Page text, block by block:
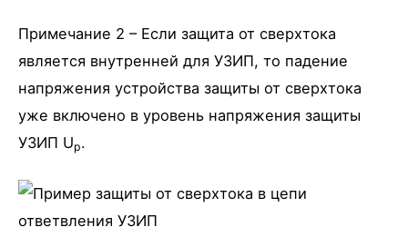
Примечание 2 – Если защита от сверхтока
является внутренней для УЗИП, то падение
напряжения устройства защиты от сверхтока
уже включено в уровень напряжения защиты
УЗИП Up.